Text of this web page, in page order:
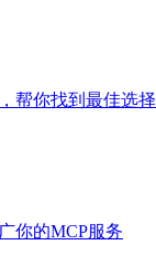
帮你找到最佳选择
你的MCP服务